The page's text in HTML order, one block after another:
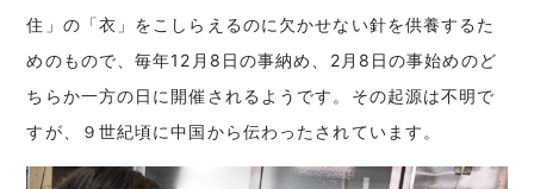
住」の「衣」をこしらえるのに欠かせない針を供養するた
めのもので、毎年12月8日の事納め、2月8日の事始めのど
ちらか一方の日に開催されるようです。その起源は不明で
すが、９世紀頃に中国から伝わったされています。